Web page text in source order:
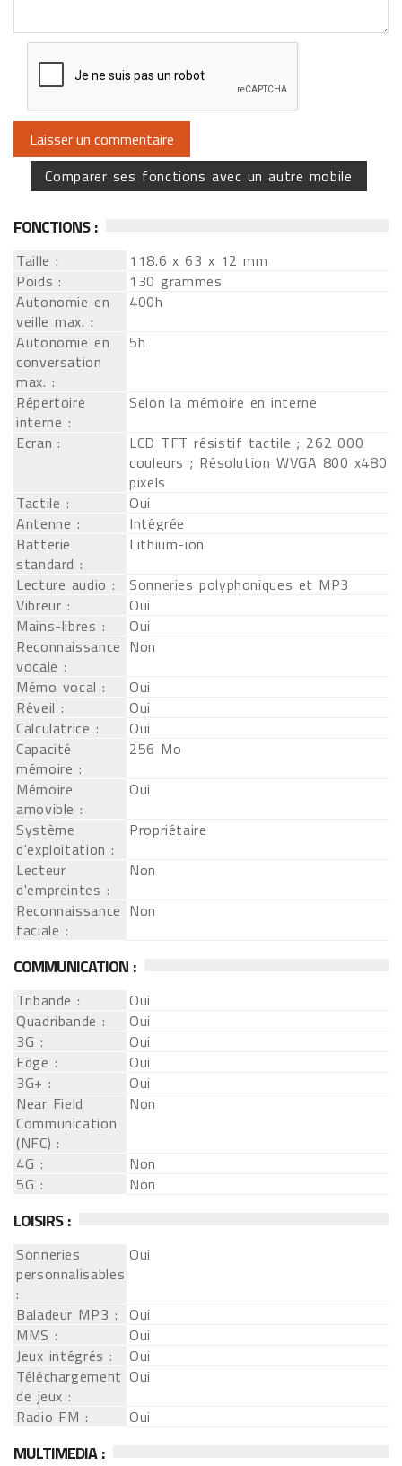
Comparer ses fonctions avec un autre mobile
FONCTIONS :
Taille :
118.6 x 63 x 12 mm
Poids :
130 grammes
Autonomie en
veille max. :
400h
Autonomie en
conversation
max. :
5h
Répertoire
interne :
Selon la mémoire en interne
Ecran :
LCD TFT résistif tactile ; 262 000
couleurs ; Résolution WVGA 800 x480
pixels
Tactile :
Oui
Antenne :
Intégrée
Batterie
standard :
Lithium-ion
Lecture audio :
Sonneries polyphoniques et MP3
Vibreur :
Oui
Mains-libres :
Oui
Reconnaissance
vocale :
Non
Mémo vocal :
Oui
Réveil :
Oui
Calculatrice :
Oui
Capacité
mémoire :
256 Mo
Mémoire
amovible :
Oui
Système
d'exploitation :
Propriétaire
Lecteur
d'empreintes :
Non
Reconnaissance
faciale :
Non
COMMUNICATION :
Tribande :
Oui
Quadribande :
Oui
3G :
Oui
Edge :
Oui
3G+ :
Oui
Near Field
Communication
(NFC) :
Non
4G :
Non
5G :
Non
LOISIRS :
Sonneries
personnalisables
:
Oui
Baladeur MP3 : Oui
MMS :
Oui
Jeux intégrés :
Oui
Téléchargement
de jeux :
Oui
Radio FM :
Oui
MULTIMEDIA :